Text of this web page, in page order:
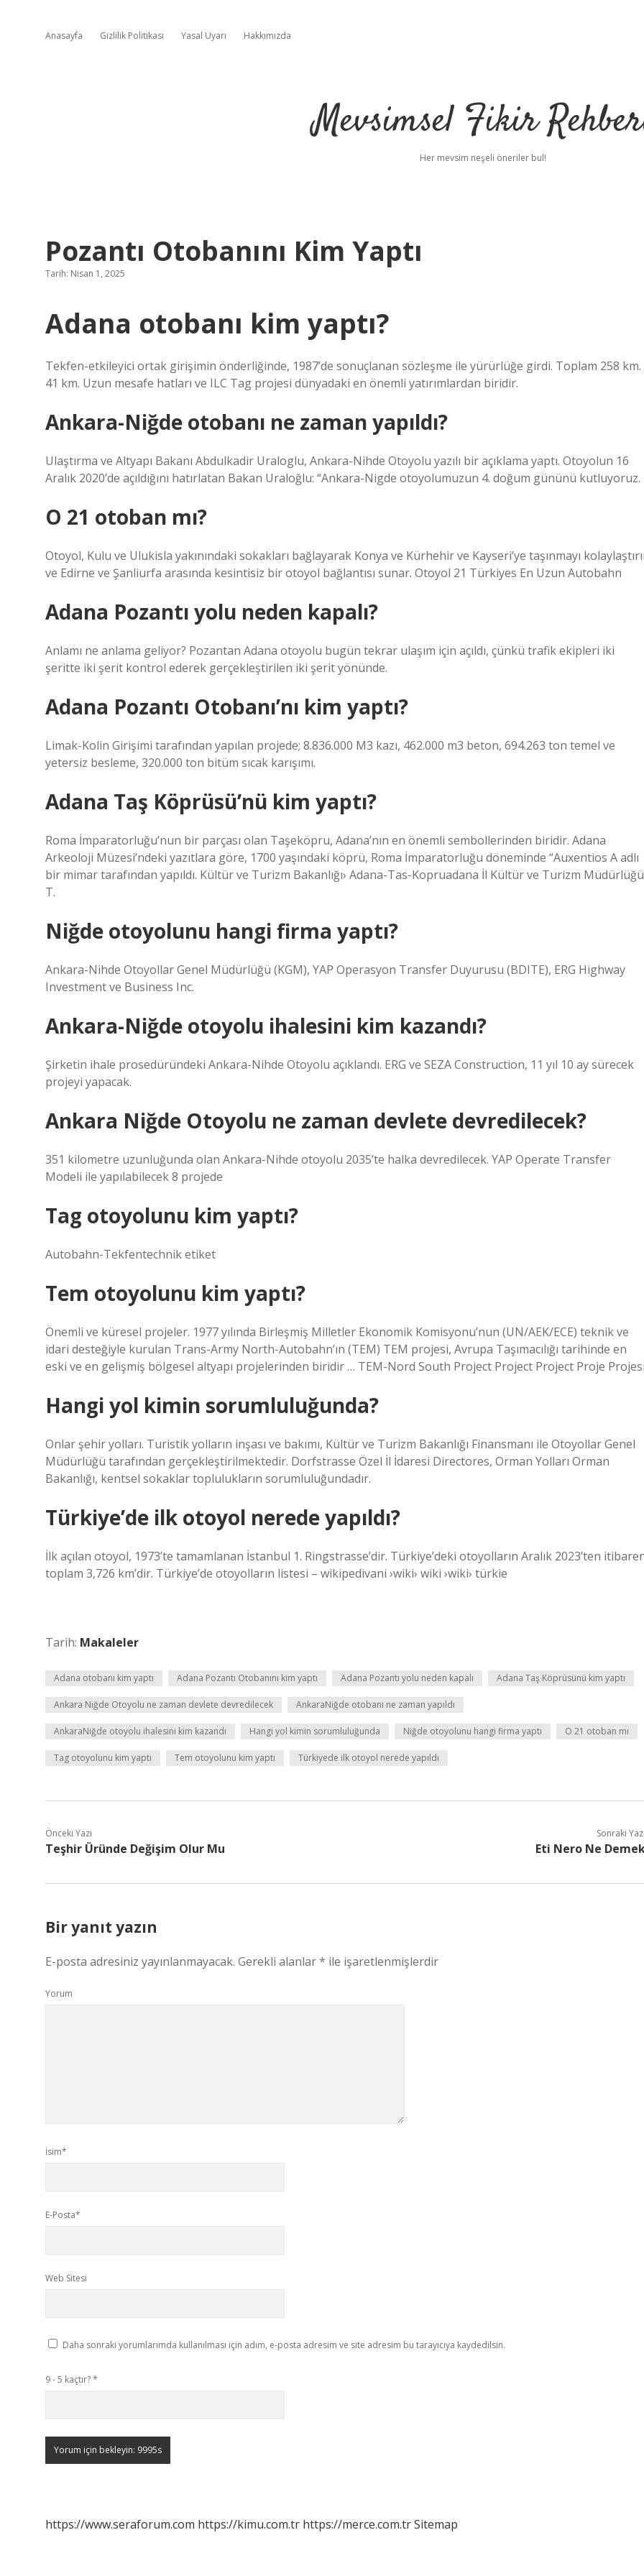
Anasayfa Gizlilik Politikası Yasal Uyarı Hakkımızda
Mevsimsel Fikir
Her mevsim neşeli öneriler bul!
Pozantı Otobanını Kim Yaptı
Tarih: Nisan 1, 2025
Adana otobanı kim yaptı?
Tekfen-etkileyici ortak girişimin önderliğinde, 1987’de sonuçlanan sözleşme ile yürürlüğe girdi. Toplam 258 km.
41 km. Uzun mesafe hatları ve ILC Tag projesi dünyadaki en önemli yatırımlardan biridir.
Ankara-Niğde otobanı ne zaman yapıldı?
Ulaştırma ve Altyapı Bakanı Abdulkadir Uraloglu, Ankara-Nihde Otoyolu yazılı bir açıklama yaptı. Otoyolun 16
Aralık 2020’de açıldığını hatırlatan Bakan Uraloğlu: “Ankara-Nigde otoyolumuzun 4. doğum gününü kutluyoruz.
O 21 otoban mı?
Otoyol, Kulu ve Ulukisla yakınındaki sokakları bağlayarak Konya ve Kürhehir ve Kayseri’ye taşınmayı
ve Edirne ve Şanliurfa arasında kesintisiz bir otoyol bağlantısı sunar. Otoyol 21 Türkiyes En Uzun Autobahn
Adana Pozantı yolu neden kapalı?
Anlamı ne anlama geliyor? Pozantan Adana otoyolu bugün tekrar ulaşım için açıldı, çünkü trafik ekipleri iki
şeritte iki şerit kontrol ederek gerçekleştirilen iki şerit yönünde.
Adana Pozantı Otobanı’nı kim yaptı?
Limak-Kolin Girişimi tarafından yapılan projede; 8.836.000 M3 kazı, 462.000 m3 beton, 694.263 ton temel ve
yetersiz besleme, 320.000 ton bitüm sıcak karışımı.
Adana Taş Köprüsü’nü kim yaptı?
Roma İmparatorluğu’nun bir parçası olan Taşeköpru, Adana’nın en önemli sembollerinden biridir. Adana
Arkeoloji Müzesi’ndeki yazıtlara göre, 1700 yaşındaki köprü, Roma İmparatorluğu döneminde “Auxentios A adlı
bir mimar tarafından yapıldı. Kültür ve Turizm Bakanlığı› Adana-Tas-Kopruadana İl Kültür ve Turizm
T.
Niğde otoyolunu hangi firma yaptı?
Ankara-Nihde Otoyollar Genel Müdürlüğü (KGM), YAP Operasyon Transfer Duyurusu (BDITE), ERG Highway
Investment ve Business Inc.
Ankara-Niğde otoyolu ihalesini kim kazandı?
Şirketin ihale prosedüründeki Ankara-Nihde Otoyolu açıklandı. ERG ve SEZA Construction, 11 yıl 10 ay sürecek
projeyi yapacak.
Ankara Niğde Otoyolu ne zaman devlete devredilecek?
351 kilometre uzunluğunda olan Ankara-Nihde otoyolu 2035’te halka devredilecek. YAP Operate Transfer
Modeli ile yapılabilecek 8 projede
Tag otoyolunu kim yaptı?
Autobahn-Tekfentechnik etiket
Tem otoyolunu kim yaptı?
Önemli ve küresel projeler. 1977 yılında Birleşmiş Milletler Ekonomik Komisyonu’nun (UN/AEK/ECE) teknik ve
idari desteğiyle kurulan Trans-Army North-Autobahn’ın (TEM) TEM projesi, Avrupa Taşımacılığı tarihinde en
eski ve en gelişmiş bölgesel altyapı projelerinden biridir … TEM-Nord South Project Project Project Proje
Hangi yol kimin sorumluluğunda?
Onlar şehir yolları. Turistik yolların inşası ve bakımı, Kültür ve Turizm Bakanlığı Finansmanı ile Otoyollar Genel
Müdürlüğü tarafından gerçekleştirilmektedir. Dorfstrasse Özel İl İdaresi Directores, Orman Yolları Orman
Bakanlığı, kentsel sokaklar toplulukların sorumluluğundadır.
Türkiye’de ilk otoyol nerede yapıldı?
İlk açılan otoyol, 1973’te tamamlanan İstanbul 1. Ringstrasse’dir. Türkiye’deki otoyolların Aralık 2023’ten
toplam 3,726 km’dir. Türkiye’de otoyolların listesi – wikipedivani ›wiki› wiki ›wiki› türkie
Tarih: Makaleler
Adana otobanı kim yaptı Adana Pozantı Otobanını kim yaptı Adana Pozantı yolu neden kapalı Adana Taş Köprüsünü kim yaptı
Ankara Niğde Otoyolu ne zaman devlete devredilecek AnkaraNiğde otobanı ne zaman yapıldı
AnkaraNiğde otoyolu ihalesini kim kazandı Hangi yol kimin sorumluluğunda Niğde otoyolunu hangi firma yaptı O 21 otoban mı
Tag otoyolunu kim yaptı Tem otoyolunu kim yaptı Türkiyede ilk otoyol nerede yapıldı
Önceki Yazı
Teşhir Üründe Değişim Olur Mu
Sonraki
Eti Nero Ne
Bir yanıt yazın
E-posta adresiniz yayınlanmayacak. Gerekli alanlar* ile işaretlenmişlerdir
Yorum
İsim*
E-Posta*
Web Sitesi
Daha sonraki yorumlarımda kullanılması için adım, e-posta adresim ve site adresim bu tarayıcıya kaydedilsin.
9 - 5 kaçtır?*
https://www.seraforum.com https://kimu.com.tr https://merce.com.trSitemap